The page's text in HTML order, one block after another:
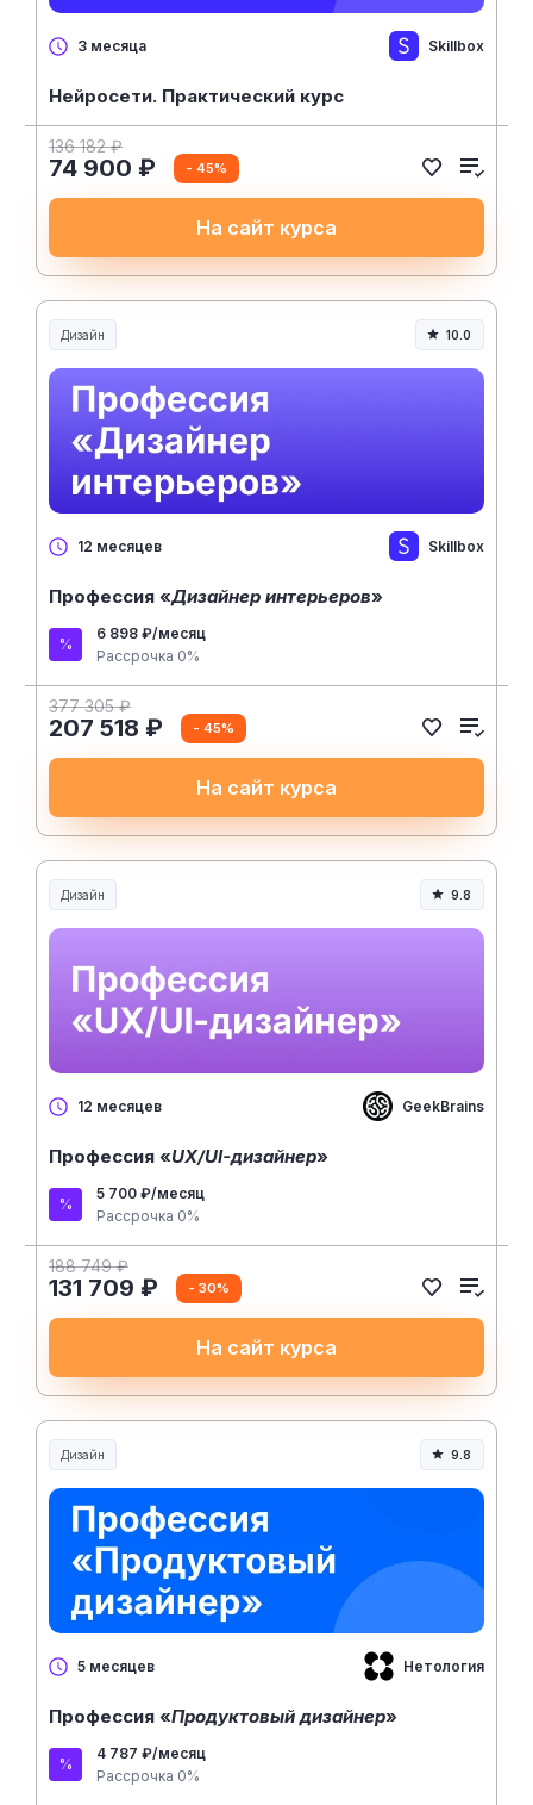
3 месяца Skillbox
Нейросети. Практический курс
136 182 ₽
74 900 ₽ - 45%
На сайт курса
Дизайн 10.0
12 месяцев Skillbox
Профессия «Дизайнер интерьеров»
6 898 ₽/месяц
Рассрочка 0%
377 305 ₽
207 518 ₽ - 45%
На сайт курса
Дизайн 9.8
12 месяцев GeekBrains
Профессия «UX/UI-дизайнер»
5 700 ₽/месяц
Рассрочка 0%
188 749 ₽
131 709 ₽ - 30%
На сайт курса
Дизайн 9.8
5 месяцев Нетология
Профессия «Продуктовый дизайнер»
4 787 ₽/месяц
Рассрочка 0%